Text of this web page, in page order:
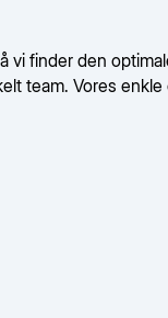
vi finder den
team. Vores